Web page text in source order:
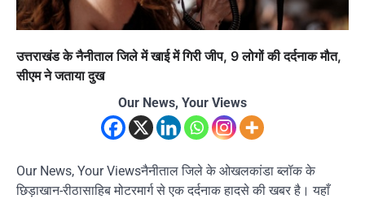
उत्तराखंड के नैनीताल जिले में खाई में गिरी जीप, 9 लोगों की दर्दनाक मौत,
सीएम ने जताया दुख
Our News, Your Views
Our News, Your Viewsनैनीताल जिले के ओखलकांडा ब्लॉक के
छिड़ाखान-रीठासाहिब मोटरमार्ग से एक दर्दनाक हादसे की खबर है। यहाँ